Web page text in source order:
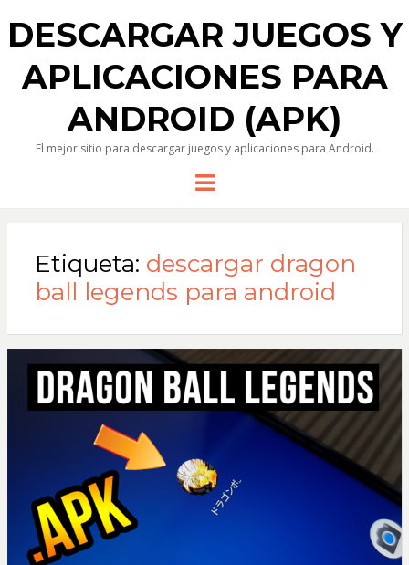
DESCARGAR JUEGOS Y
APLICACIONES PARA
ANDROID (APK)
El mejor sitio para descargar juegos y aplicaciones para Android.
Menu
Etiqueta: descargar dragon
ball legends para android